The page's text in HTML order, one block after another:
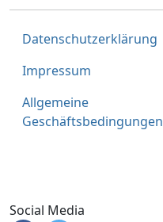
Datenschutzerklärung
Impressum
Allgemeine
Geschäftsbedingungen
Social Media